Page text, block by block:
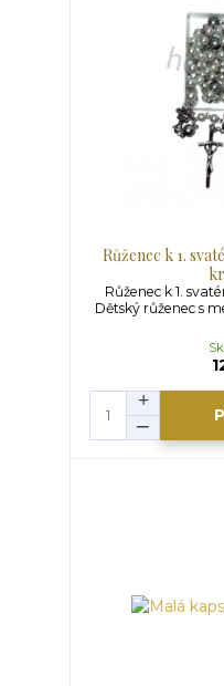
Růženec k 1.
Růženec k 1.
Dětský růženec s